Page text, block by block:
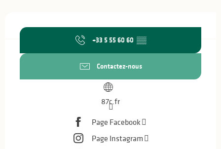
+33 5 55 60 60 ▒▒
Contactez-nous
87c.fr
Page Facebook
Page Instagram